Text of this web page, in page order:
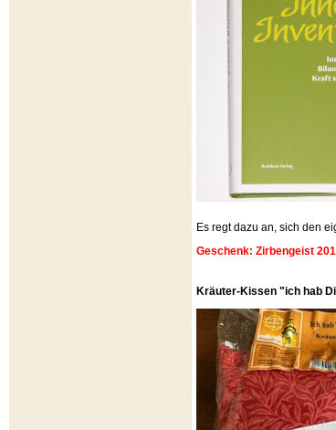
Es regt dazu an, sich den
Geschenk: Zirbengeist
Kräuter-Kissen "ich hab